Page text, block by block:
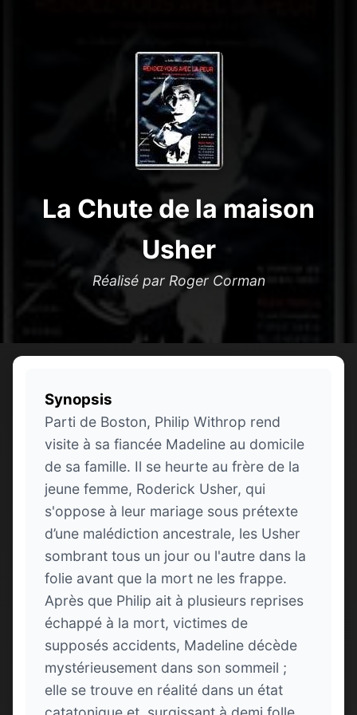
La Chute de la maison
Usher
Réalisé par Roger Corman
Synopsis
Parti de Boston, Philip Withrop rend
visite à sa fiancée Madeline au domicile
de sa famille. Il se heurte au frère de la
jeune femme, Roderick Usher, qui
s'oppose à leur mariage sous prétexte
d’une malédiction ancestrale, les Usher
sombrant tous un jour ou l'autre dans la
folie avant que la mort ne les frappe.
Après que Philip ait à plusieurs reprises
échappé à la mort, victimes de
supposés accidents, Madeline décède
mystérieusement dans son sommeil ;
elle se trouve en réalité dans un état